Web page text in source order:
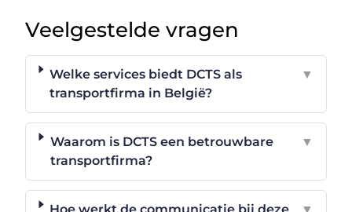
Veelgestelde vragen
Welke services biedt DCTS als
transportfirma in België?
▼
Waarom is DCTS een betrouwbare
transportfirma?
▼